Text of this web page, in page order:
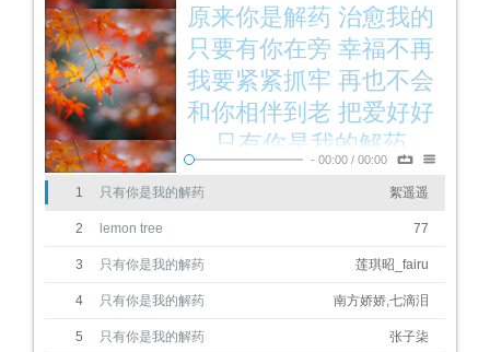
蔓延
原来你是解药 治愈我的
困扰
只要有你在旁 幸福不再
缥缈
我要紧紧抓牢 再也不会
放掉
和你相伴到老 把爱好好
营造
只有你是我的解药
给我拥抱 让爱不再退烧
相伴每分每秒 甜蜜不会
只有你是我的解药
像奇迹把我灵魂拯救了
不再烦恼 与你紧紧依靠
- 00:00 / 00:00
1 只有你是我的解药 絮遥遥
2 lemon tree 77
3 只有你是我的解药 莲琪昭_fairu
4 只有你是我的解药 南方娇娇,七滴泪
5 只有你是我的解药 张子柒